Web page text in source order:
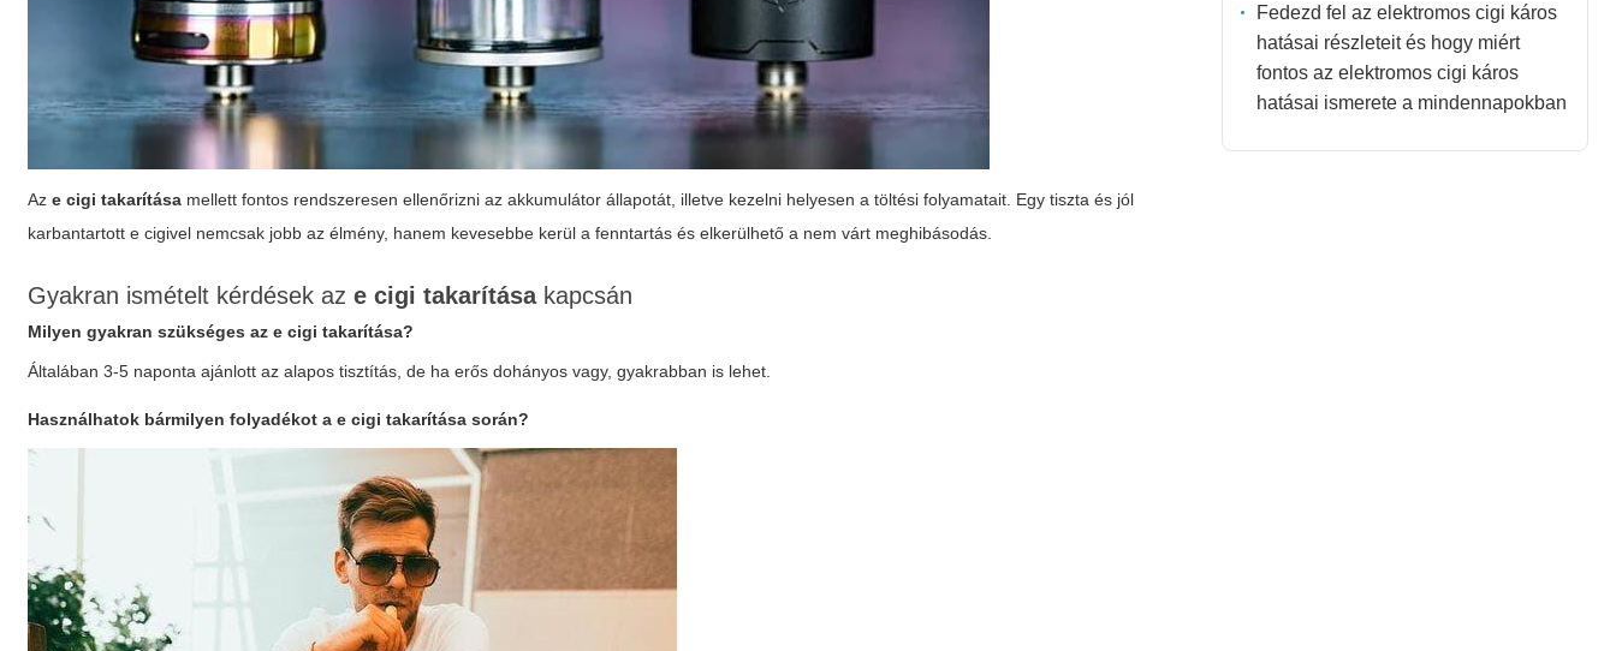
Aze cigi takarítása mellett fontos rendszeresen ellenőrizni az akkumulátor állapotát, illetve kezelni helyesen a töltési folyamatait. Egy tiszta és jól
karbantartott e cigivel nemcsak jobb az élmény, hanem kevesebbe kerül a fenntartás és elkerülhető a nem várt meghibásodás.
Gyakran ismételt kérdések aze cigi takarításakapcsán
Milyen gyakran szükséges aze cigi takarítása?
Általában 3-5 naponta ajánlott az alapos tisztítás, de ha erős dohányos vagy, gyakrabban is lehet.
Használhatok bármilyen folyadékot ae cigi takarítása során?
Fedezd fel az elektromos cigi káros
hatásai részleteit és hogy miért
fontos az elektromos cigi káros
hatásai ismerete a mindennapokban